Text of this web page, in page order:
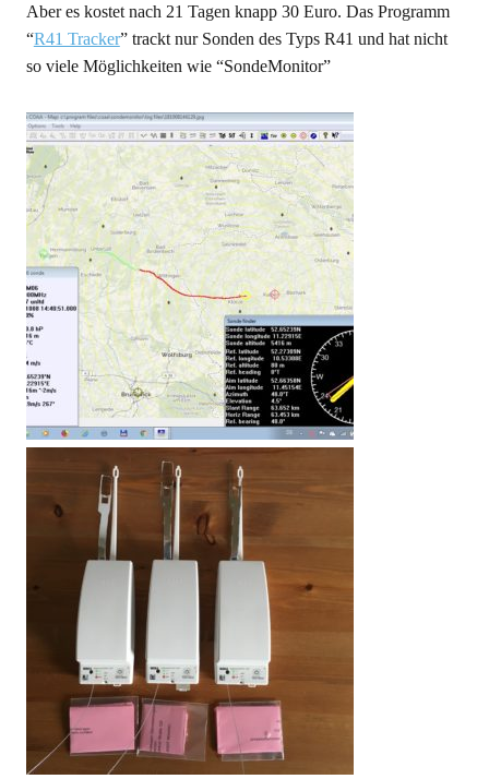
Aber es kostet nach 21 Tagen knapp 30 Euro. Das Programm
“R41 Tracker” trackt nur Sonden des Typs R41 und hat nicht
so viele Möglichkeiten wie “SondeMonitor”